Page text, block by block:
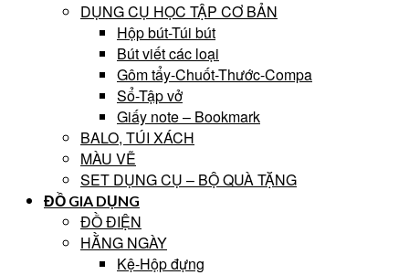
DỤNG CỤ HỌC TẬP CƠ BẢN
Hộp bút-Túi bút
Bút viết các loại
Gôm tẩy-Chuốt-Thước-Compa
Sổ-Tập vở
Giấy note – Bookmark
BALO, TÚI XÁCH
MÀU VẼ
SET DỤNG CỤ – BỘ QUÀ TẶNG
ĐỒ GIA DỤNG
ĐỒ ĐIỆN
HẰNG NGÀY
Kệ-Hộp đựng